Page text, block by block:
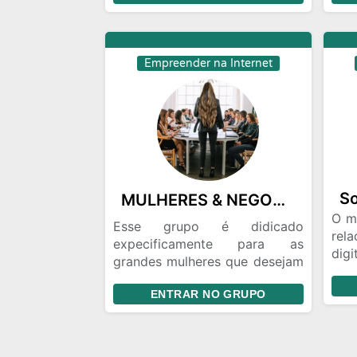
Cupons de desconto e frete
grátis.
💻
✍️
📱
🎥
Empreender na Internet
MULHERES & NEGOCIOS🧠💰
Esse grupo é didicado
expecificamente para as
grandes mulheres que desejam
mundo de negoçios!
ENTRAR NO GRUPO
O